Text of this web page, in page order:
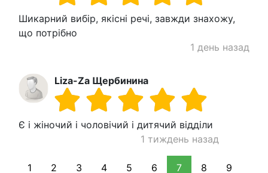
Шикарний вибір, якісні речі, завжди знахожу,
що потрібно
1 день назад
Liza-Za Щербинина
Є і жіночий і чоловічий і дитячий відділи
1 тиждень назад
1 2 3 4 5 6 7 8 9